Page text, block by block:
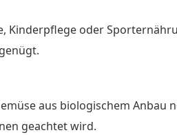
oder
aus biologischem Anbau
geachtet wird.